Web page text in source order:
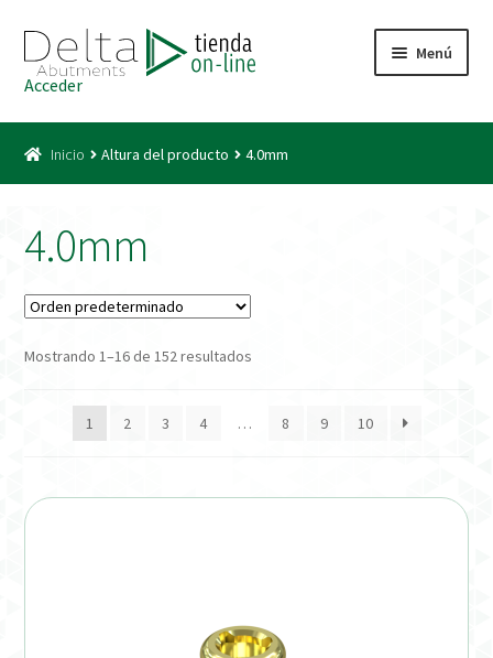
a
la
navegación
al
contenido
Menú
Acceso
Distribuidores
Acceder
Inicio Altura del producto 4.0mm
4.0mm
Mostrando 1–16 de 152 resultados
1 2 3 4 … 8 9 10